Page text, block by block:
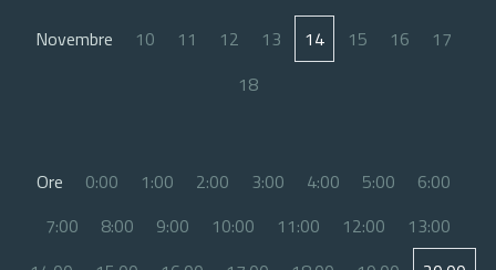
Novembre 10 11 12 13 14 15 16
17
18
Ore 0:00 1:00 2:00 3:00 4:00 5:00
6:00
7:00
8:00 9:00 10:00 11:00 12:00
13:00